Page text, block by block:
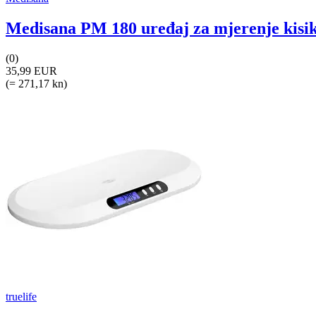
Medisana PM 180 uređaj za mjerenje
(0)
35,99 EUR
(= 271,17 kn)
truelife